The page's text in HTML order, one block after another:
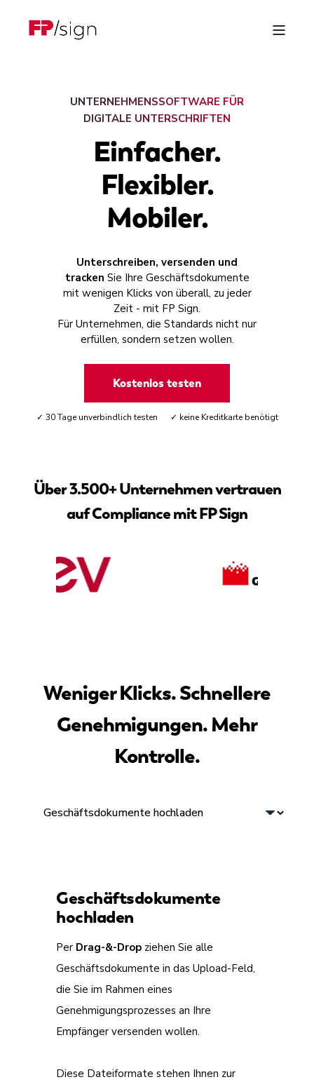
UNTERNEHMENSSOFTWARE FÜR
DIGITALE UNTERSCHRIFTEN
Einfacher.
Flexibler.
Mobiler.
Unterschreiben, versenden und
tracken Sie Ihre Geschäftsdokumente
mit wenigen Klicks von überall, zu jeder
Zeit - mit FP Sign.
Für Unternehmen, die Standards nicht nur
erfüllen, sondern setzen wollen.
Kostenlos testen
✓ 30 Tage unverbindlich testen ✓ keine Kreditkarte benötigt
Über 3.500+ Unternehmen vertrauen
auf Compliance mit FP Sign
Weniger Klicks. Schnellere
Genehmigungen. Mehr
Kontrolle.
Geschäftsdokumente
hochladen
Per Drag-&-Drop ziehen Sie alle
Geschäftsdokumente in das Upload-Feld,
die Sie im Rahmen eines
Genehmigungsprozesses an Ihre
Empfänger versenden wollen.
Diese Dateiformate stehen Ihnen zur